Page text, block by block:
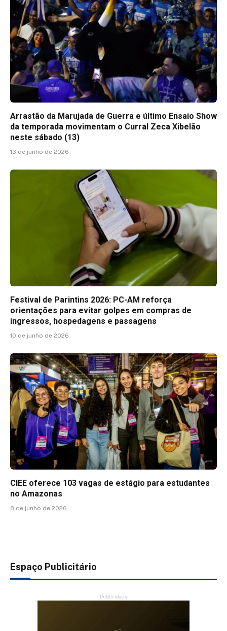
Arrastão da Marujada de Guerra e último Ensaio Show
da temporada movimentam o Curral Zeca Xibelão
neste sábado (13)
13 de junho de 2026
Festival de Parintins 2026: PC-AM reforça
orientações para evitar golpes em compras de
ingressos, hospedagens e passagens
10 de junho de 2026
CIEE oferece 103 vagas de estágio para estudantes
no Amazonas
8 de junho de 2026
Espaço Publicitário
Publicidade